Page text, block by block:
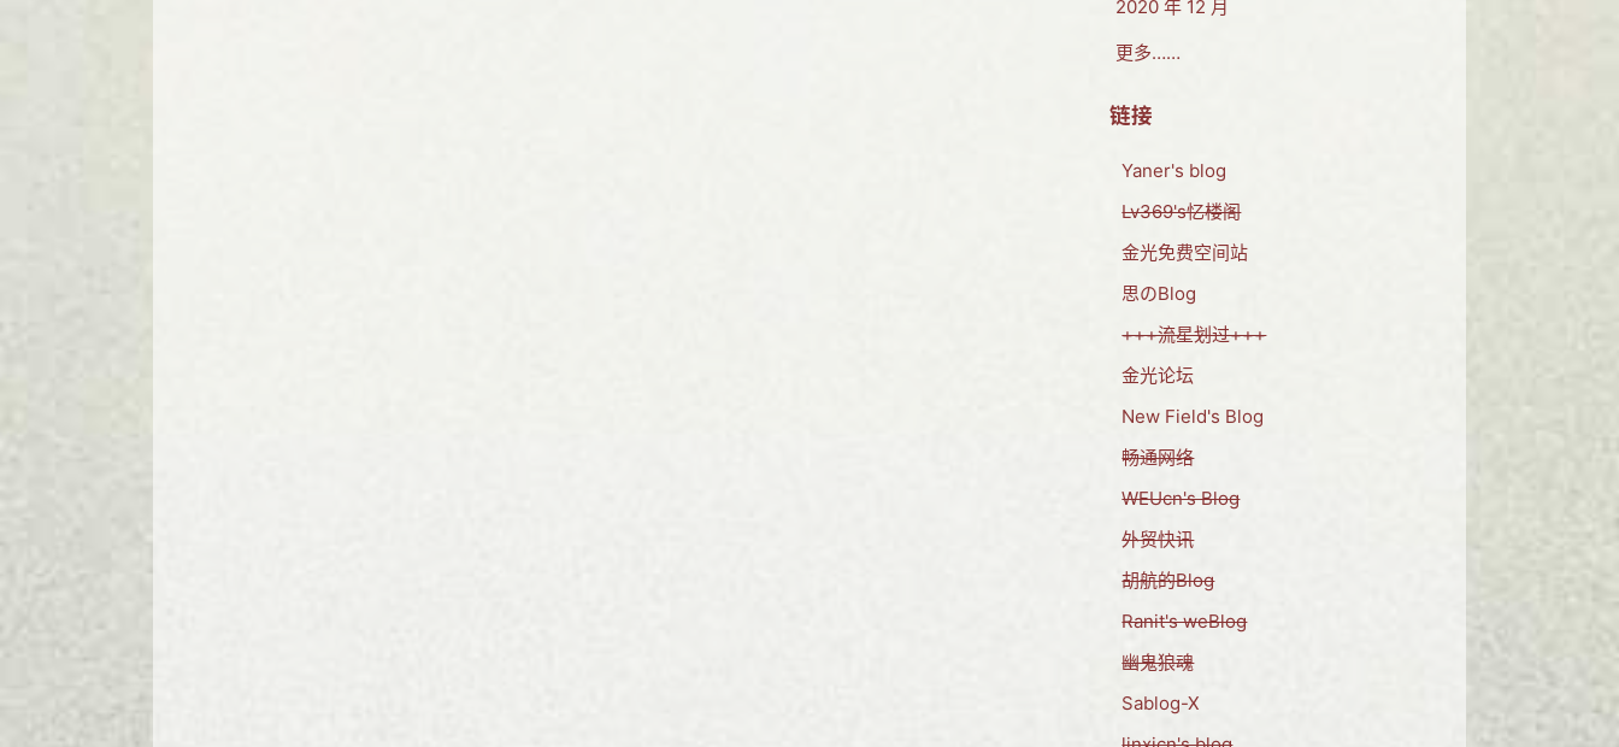
2020 年 12 月
更多……
链接
Yaner's blog
Lv369's忆楼阁
金光免费空间站
思のBlog
+++流星划过+++
金光论坛
New Field's Blog
畅通网络
WEUcn's Blog
外贸快讯
胡航的Blog
Ranit's weBlog
幽鬼狼魂
Sablog-X